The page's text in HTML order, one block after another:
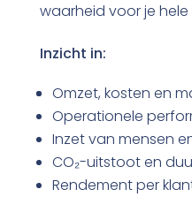
waarheid voor je
Inzicht in:
Omzet, kosten en
Operationele
Inzet van mensen
CO₂-uitstoot en
Rendement per